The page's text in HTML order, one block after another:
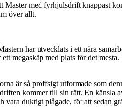
Master med fyrhjulsdrift knappast
över allt.
har utvecklats i ett nära
megaskåp med plats för det
är så proffsigt utformade som
kommer till sin rätt. En känsla
vara duktigt plågade, för att sedan